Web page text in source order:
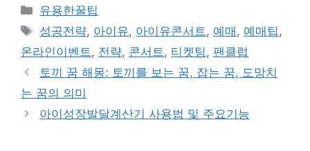
카
테
리
유용한꿀팁
태
그
성공전략, 아이유, 아이유콘서트, 예매 , 예매팁,
온라인이벤트, 전략, 콘서트, 티켓팅, 팬클럽
토끼 꿈 해몽: 토끼를 보는 꿈, 잡는 꿈, 도망치
는 꿈의 의미
아이성장발달계산기 사용법 및 주요기능